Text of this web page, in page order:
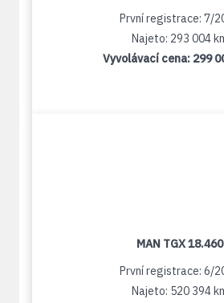
První registrace: 7/
Najeto: 293 004
Vyvolávací cena: 299
MAN TGX 18.460
První registrace: 6/
Najeto: 520 394